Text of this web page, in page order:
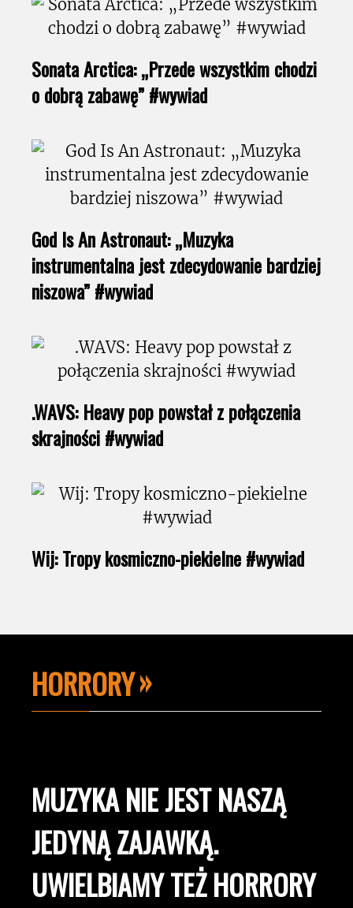
Sonata Arctica: „Przede wszystkim chodzi
o dobrą zabawę” #wywiad
God Is An Astronaut: „Muzyka
instrumentalna jest zdecydowanie bardziej
niszowa” #wywiad
.WAVS: Heavy pop powstał z połączenia
skrajności #wywiad
Wij: Tropy kosmiczno-piekielne #wywiad
HORRORY
MUZYKA NIE JEST NASZĄ
JEDYNĄ ZAJAWKĄ.
UWIELBIAMY TEŻ HORRORY